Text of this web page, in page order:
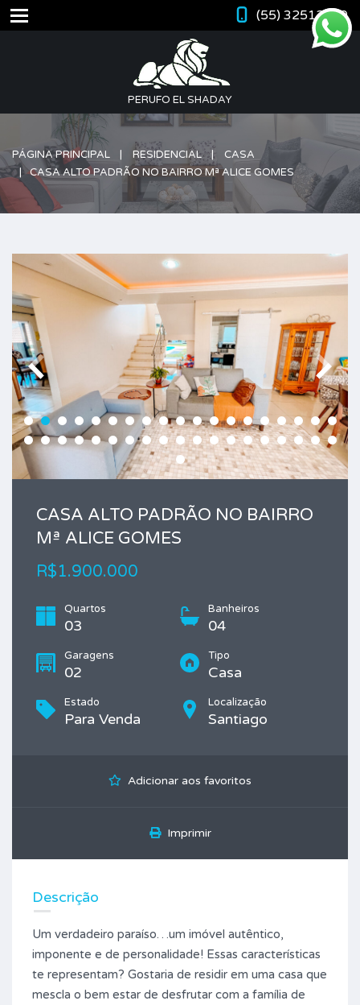
(55) 32512420
PERUFO EL SHADAY
PÁGINA PRINCIPAL RESIDENCIAL
CASA
CASA ALTO PADRÃO NO BAIRRO Mª ALICE GOMES
CASA ALTO PADRÃO NO BAIRRO
Mª ALICE GOMES
R$1.900.000
Quartos
03
Banheiros
04
Garagens
02
Tipo
Casa
Estado
Para Venda
Localização
Santiago
Adicionar aos favoritos
Imprimir
Descrição
Um verdadeiro paraíso…um imóvel autêntico,
imponente e de personalidade! Essas características
te representam? Gostaria de residir em uma casa que
mescla o bem estar de desfrutar com a família de